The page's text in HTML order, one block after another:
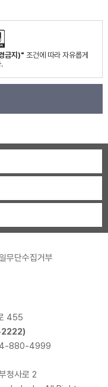
금지)" 조건에 따라 자유롭게
무단수집거부
455
880-4999
청사로 2